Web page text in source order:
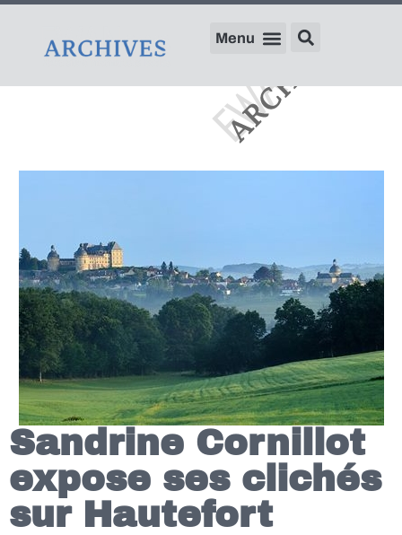
Sandrine Cornillot
expose ses clichés
sur Hautefort